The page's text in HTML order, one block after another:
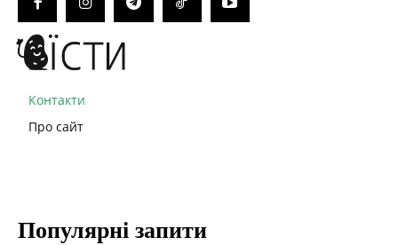
Контакти
Про сайт
Популярні запити